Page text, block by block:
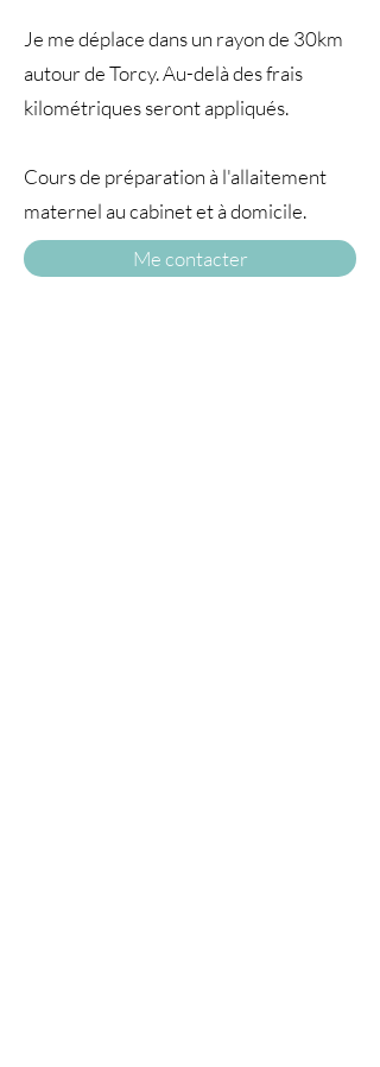
Je me déplace dans un rayon de 30km
autour de Torcy. Au-delà des frais
kilométriques seront appliqués.
Cours de préparation à l'allaitement
maternel au cabinet et à domicile.
Me contacter